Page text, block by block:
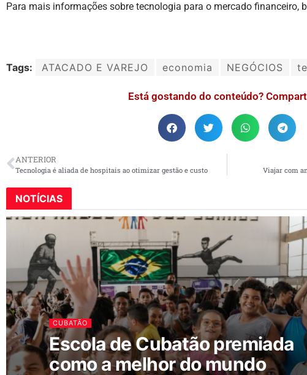
Para mais informações sobre tecnologia para o mercado financeiro,
Tags: ATACADO E VAREJO economia NEGÓCIOS
Está gostando do conteúdo?
ANTERIOR
Tecnologia é aliada de hospitais ao otimizar gestão e custo Viajar com
NOTÍCIAS
CUBATÃO
Escola de Cubatão premiada
como a melhor do mundo